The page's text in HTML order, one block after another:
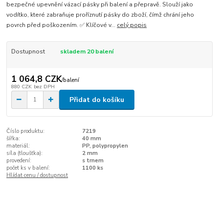
bezpečné upevnění vázací pásky při balení a přepravě. Slouží jako
vodítko, které zabraňuje proříznutí pásky do zboží, čímž chrání jeho
povrch před poškozením. ✅ Klíčové v... celý popis
Dostupnost skladem 20 balení
1 064,8 CZK/balení
880 CZK bez DPH
Přidat do košíku
Číslo produktu:
7219
šířka:
40 mm
materiál:
PP, polypropylen
síla (tloušťka):
2 mm
provedení:
s trnem
počet ks v balení:
1100 ks
Hlídat cenu / dostupnost